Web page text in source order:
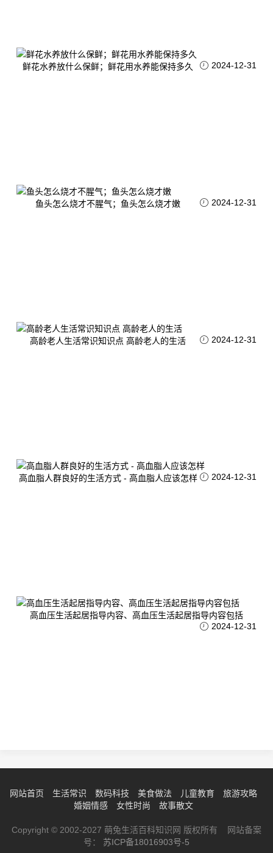
鲜花水养放什么保鲜；鲜花用水养能保持多久 2024-12-31
鱼头怎么烧才不腥气；鱼头怎么烧才嫩 2024-12-31
高龄老人生活常识知识点 高龄老人的生活 2024-12-31
高血脂人群良好的生活方式 - 高血脂人应该怎样 2024-12-31
高血压生活起居指导内容、高血压生活起居指导内容包括
2024-12-31
网站首页 生活常识 数码科技 美食做法 儿童教育
旅游攻略
婚姻情感
女性时尚 故事散文
Copyright © 2002-2027 萌兔生活百科知识网 版权所有 网站备案
号： 苏ICP备18016903号-5